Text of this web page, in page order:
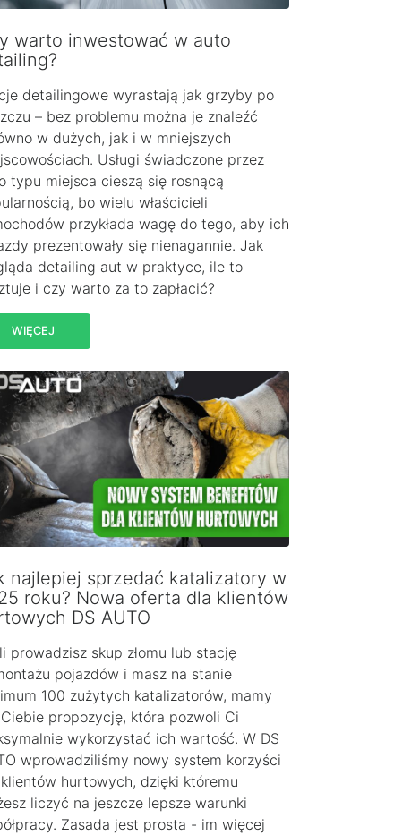
warto inwestować w auto
detailingowe wyrastają jak grzyby po
– bez problemu można je znaleźć
w dużych, jak i w mniejszych
Usługi świadczone przez
typu miejsca cieszą się rosnącą
bo wielu właścicieli
przykłada wagę do tego, aby ich
prezentowały się nienagannie. Jak
detailing aut w praktyce, ile to
i czy warto za to zapłacić?
WIĘCEJ
najlepiej sprzedać katalizatory w
roku? Nowa oferta dla klientów
DS AUTO
prowadzisz skup złomu lub stację
pojazdów i masz na stanie
100 zużytych katalizatorów, mamy
propozycję, która pozwoli Ci
wykorzystać ich wartość. W DS
wprowadziliśmy nowy system korzyści
hurtowych, dzięki któremu
liczyć na jeszcze lepsze warunki
Zasada jest prosta - im więcej